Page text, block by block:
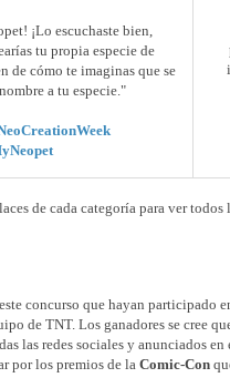
¡Lo escuchaste bien,
tu propia especie de
de cómo te imaginas que se
a tu especie."
de cada categoría para ver
concurso que hayan participado
de TNT. Los ganadores se cree
las redes sociales y anunciados
por los premios de la Comic-Con